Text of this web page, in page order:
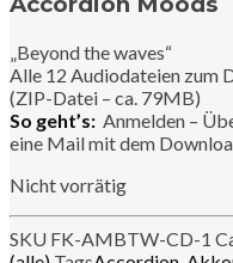
„Beyond the waves“
Alle 12 Audiodateien zum
(ZIP-Datei – ca. 79MB)
So geht’s: Anmelden –
eine Mail mit dem
Nicht vorrätig
SKU FK-AMBTW-CD-1